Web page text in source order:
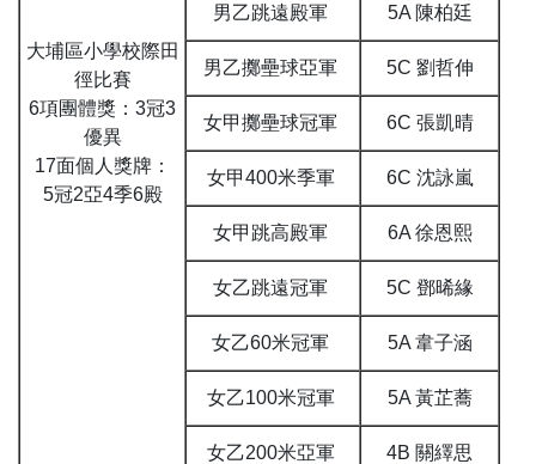
大埔區小學校際田
徑比賽
6項團體獎：3冠3
優異
17面個人獎牌：
5冠2亞4季6殿
男乙跳遠殿軍 5A 陳柏廷
男乙擲壘球亞軍 5C 劉哲伸
女甲擲壘球冠軍 6C 張凱晴
女甲400米季軍 6C 沈詠嵐
女甲跳高殿軍 6A 徐恩熙
女乙跳遠冠軍 5C 鄧晞緣
女乙60米冠軍 5A 韋子涵
女乙100米冠軍 5A 黃芷蕎
女乙200米亞軍 4B 關繹思